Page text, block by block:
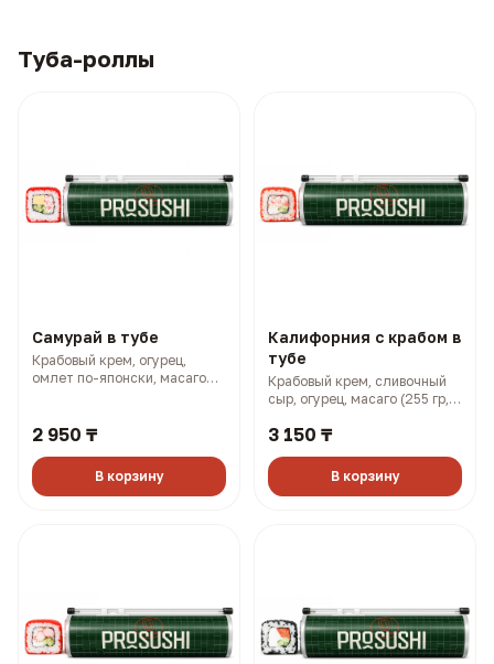
Туба-роллы
Самурай в тубе
Крабовый крем, огурец,
омлет по-японски, масаго
2 950 ₸
В корзину
Калифорния с крабом в
тубе
Крабовый крем, сливочный
сыр, огурец, масаго (255 гр,
3 150 ₸
В корзину